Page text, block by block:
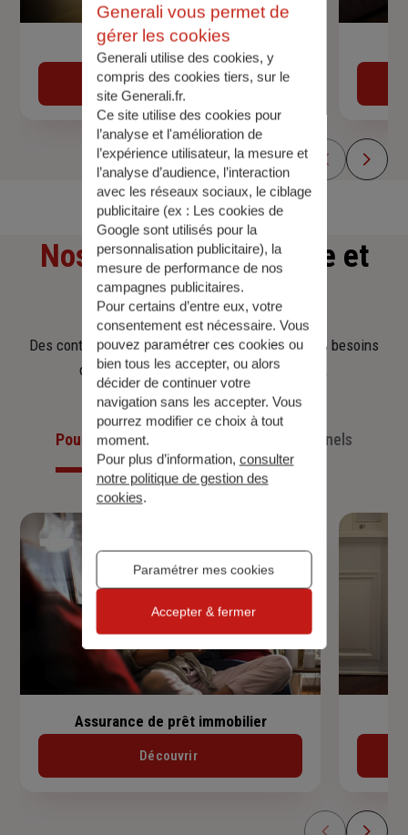
Devis assurance auto
Obtenir une estimation
Nos offresd'assurance et
d'épargne
Des contrats clairs et flexibles pour sécuriser vos besoins
d’aujourd’hui et anticiper ceux de demain.
Pour les particuliers Pour les professionnels
Assurance de prêt immobilier
Découvrir
Generali vous permet de
gérer les cookies
Generali utilise des cookies, y
compris des cookies tiers, sur le
site Generali.fr.
Ce site utilise des cookies pour
l’analyse et l'amélioration de
l’expérience utilisateur, la mesure et
l’analyse d’audience, l’interaction
avec les réseaux sociaux, le ciblage
publicitaire (ex : Les cookies de
Google sont utilisés pour la
personnalisation publicitaire), la
mesure de performance de nos
campagnes publicitaires.
Pour certains d’entre eux, votre
consentement est nécessaire. Vous
pouvez paramétrer ces cookies ou
bien tous les accepter, ou alors
décider de continuer votre
navigation sans les accepter. Vous
pourrez modifier ce choix à tout
moment.
Pour plus d’information, consulter
notre politique de gestion des
cookies.
Paramétrer mes cookies
Accepter & fermer